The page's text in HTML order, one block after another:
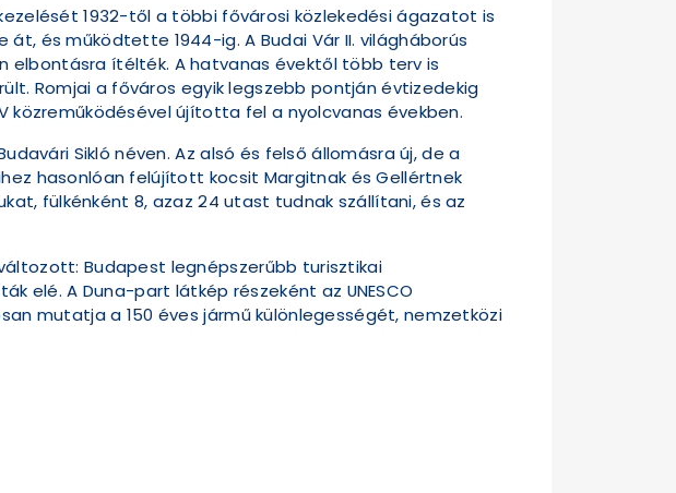
1932-től a többi fővárosi közlekedési ágazatot is
át, és működtette 1944-ig. A Budai Vár II. világháborús
elbontásra ítélték. A hatvanas évektől több terv is
Romjai a főváros egyik legszebb pontján évtizedekig
közreműködésével újította fel a nyolcvanas években.
Sikló néven. Az alsó és felső állomásra új, de a
hasonlóan felújított kocsit Margitnak és Gellértnek
fülkénként 8, azaz 24 utast tudnak szállítani, és az
Budapest legnépszerűbb turisztikai
elé. A Duna-part látkép részeként az UNESCO
mutatja a 150 éves jármű különlegességét, nemzetközi